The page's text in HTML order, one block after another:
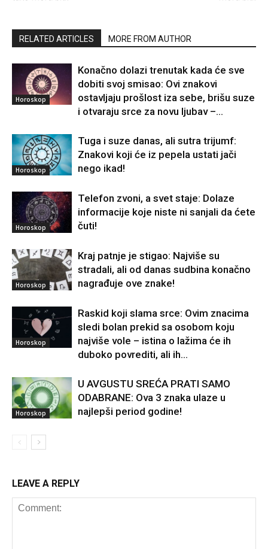
RELATED ARTICLES MORE FROM AUTHOR
Horoskop
Konačno dolazi trenutak kada će sve
dobiti svoj smisao: Ovi znakovi
ostavljaju prošlost iza sebe, brišu suze
i otvaraju srce za novu ljubav –...
Horoskop
Tuga i suze danas, ali sutra trijumf:
Znakovi koji će iz pepela ustati jači
nego ikad!
Horoskop
Telefon zvoni, a svet staje: Dolaze
informacije koje niste ni sanjali da ćete
čuti!
Horoskop
Kraj patnje je stigao: Najviše su
stradali, ali od danas sudbina konačno
nagrađuje ove znake!
Horoskop
Raskid koji slama srce: Ovim znacima
sledi bolan prekid sa osobom koju
najviše vole – istina o lažima će ih
duboko povrediti, ali ih...
Horoskop
U AVGUSTU SREĆA PRATI SAMO
ODABRANE: Ova 3 znaka ulaze u
najlepši period godine!
LEAVE A REPLY